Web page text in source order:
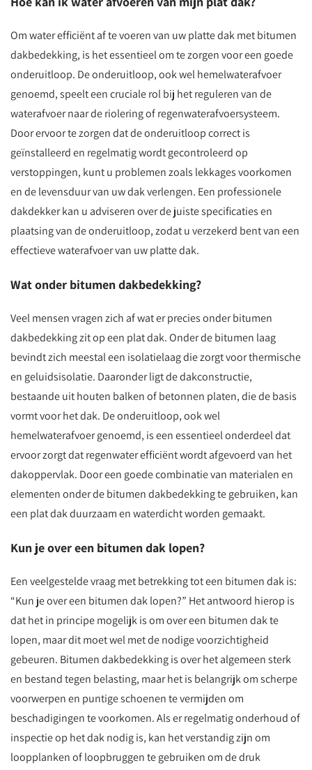
Om water efficiënt af te voeren van uw platte dak met bitumen
dakbedekking, is het essentieel om te zorgen voor een goede
onderuitloop. De onderuitloop, ook wel hemelwaterafvoer
genoemd, speelt een cruciale rol bij het reguleren van de
waterafvoer naar de riolering of regenwaterafvoersysteem.
Door ervoor te zorgen dat de onderuitloop correct is
geïnstalleerd en regelmatig wordt gecontroleerd op
verstoppingen, kunt u problemen zoals lekkages voorkomen
en de levensduur van uw dak verlengen. Een professionele
dakdekker kan u adviseren over de juiste specificaties en
plaatsing van de onderuitloop, zodat u verzekerd bent van een
effectieve waterafvoer van uw platte dak.
Wat onder bitumen dakbedekking?
Veel mensen vragen zich af wat er precies onder bitumen
dakbedekking zit op een plat dak. Onder de bitumen laag
bevindt zich meestal een isolatielaag die zorgt voor thermische
en geluidsisolatie. Daaronder ligt de dakconstructie,
bestaande uit houten balken of betonnen platen, die de basis
vormt voor het dak. De onderuitloop, ook wel
hemelwaterafvoer genoemd, is een essentieel onderdeel dat
ervoor zorgt dat regenwater efficiënt wordt afgevoerd van het
dakoppervlak. Door een goede combinatie van materialen en
elementen onder de bitumen dakbedekking te gebruiken, kan
een plat dak duurzaam en waterdicht worden gemaakt.
Kun je over een bitumen dak lopen?
Een veelgestelde vraag met betrekking tot een bitumen dak is:
“Kun je over een bitumen dak lopen?” Het antwoord hierop is
dat het in principe mogelijk is om over een bitumen dak te
lopen, maar dit moet wel met de nodige voorzichtigheid
gebeuren. Bitumen dakbedekking is over het algemeen sterk
en bestand tegen belasting, maar het is belangrijk om scherpe
voorwerpen en puntige schoenen te vermijden om
beschadigingen te voorkomen. Als er regelmatig onderhoud of
inspectie op het dak nodig is, kan het verstandig zijn om
loopplanken of loopbruggen te gebruiken om de druk